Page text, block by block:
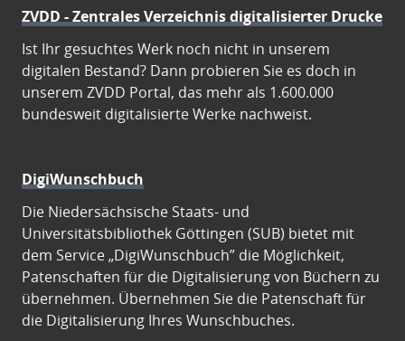
ZVDD - Zentrales Verzeichnis digitalisierter Drucke
Ist Ihr gesuchtes Werk noch nicht in unserem
digitalen Bestand? Dann probieren Sie es doch in
unserem ZVDD Portal, das mehr als 1.600.000
bundesweit digitalisierte Werke nachweist.
DigiWunschbuch
Die Niedersächsische Staats- und
Universitätsbibliothek Göttingen (SUB) bietet mit
dem Service „DigiWunschbuch” die Möglichkeit,
Patenschaften für die Digitalisierung von Büchern zu
übernehmen. Übernehmen Sie die Patenschaft für
die Digitalisierung Ihres Wunschbuches.